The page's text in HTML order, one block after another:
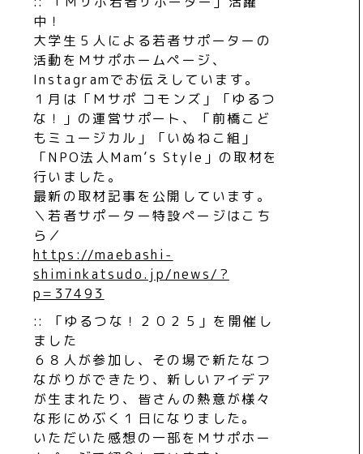
中！
大学生５人による若者サポーターの
活動をＭサポホームページ、
Instagramでお伝えしています。
１月は「Ｍサポ コモンズ」「ゆるつ
な！」の運営サポート、「前橋こど
もミュージカル」「いぬねこ組」
「NPO法人Mam’s Style」の取材を
行いました。
最新の取材記事を公開しています。
＼若者サポーター特設ページはこち
ら／
https://maebashi-
shiminkatsudo.jp/news/?
p=37493
:: 「ゆるつな！２０２５」を開催し
ました
６８人が参加し、その場で新たなつ
ながりができたり、新しいアイデア
が生まれたり、皆さんの熱意が様々
な形にめぶく１日になりました。
いただいた感想の一部をＭサポホー